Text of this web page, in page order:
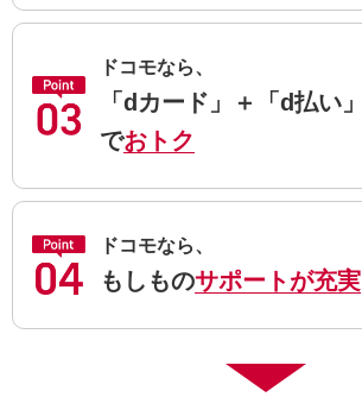
ドコモなら、
「dカード」＋「d払い」
でおトク
ドコモなら、
もしものサポートが充実